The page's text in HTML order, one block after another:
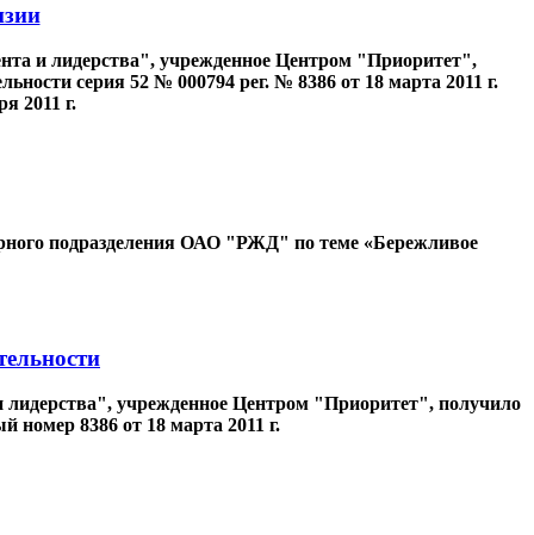
и лидерства", учрежденное Центром "Приоритет",
серия 52 № 000794 рег. № 8386 от 18 марта 2011 г.
2011 г.
подразделения ОАО "РЖД" по теме «Бережливое
лидерства", учрежденное Центром "Приоритет", получило
номер 8386 от 18 марта 2011 г.